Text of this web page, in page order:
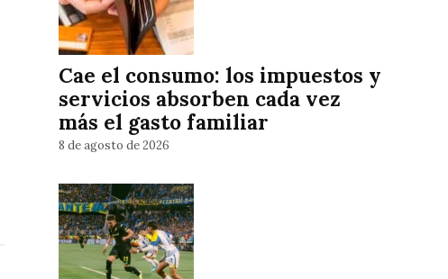
Cae el consumo: los impuestos y
servicios absorben cada vez
más el gasto familiar
8 de agosto de 2026